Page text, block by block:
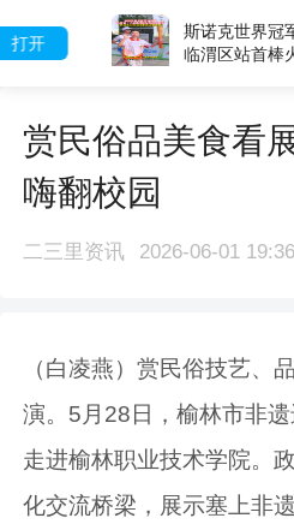
斯诺克世界冠军白雨露 执
临渭区站首棒火炬手 “传
赏民俗品美食看
嗨翻校园
二三里资讯 2026-06-01 19:36
（白凌燕）赏民俗技艺、
演。5月28日，榆林市非
走进榆林职业技术学院。
化交流桥梁，展示塞上非